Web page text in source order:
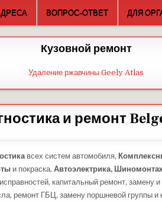
ВОПРОС-ОТВЕТ ДЛЯ
Кузовной ремонт
Удаление ржавчины Geely Atlas
и ремонт
всех систем автомобиля,
и покраска,Автоэлектрика,
капитальный ремонт, замену и
ремонт ГБЦ, замену поршневой группы и